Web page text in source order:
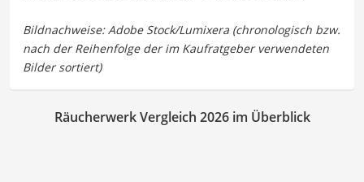
Räucherwerk Vergleich 2026 im Überblick